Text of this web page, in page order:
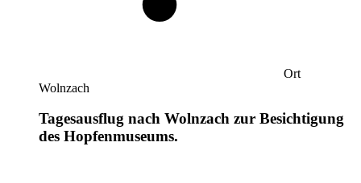
Ort
Wolnzach
Tagesausflug nach Wolnzach zur Besichtigung
des Hopfenmuseums.